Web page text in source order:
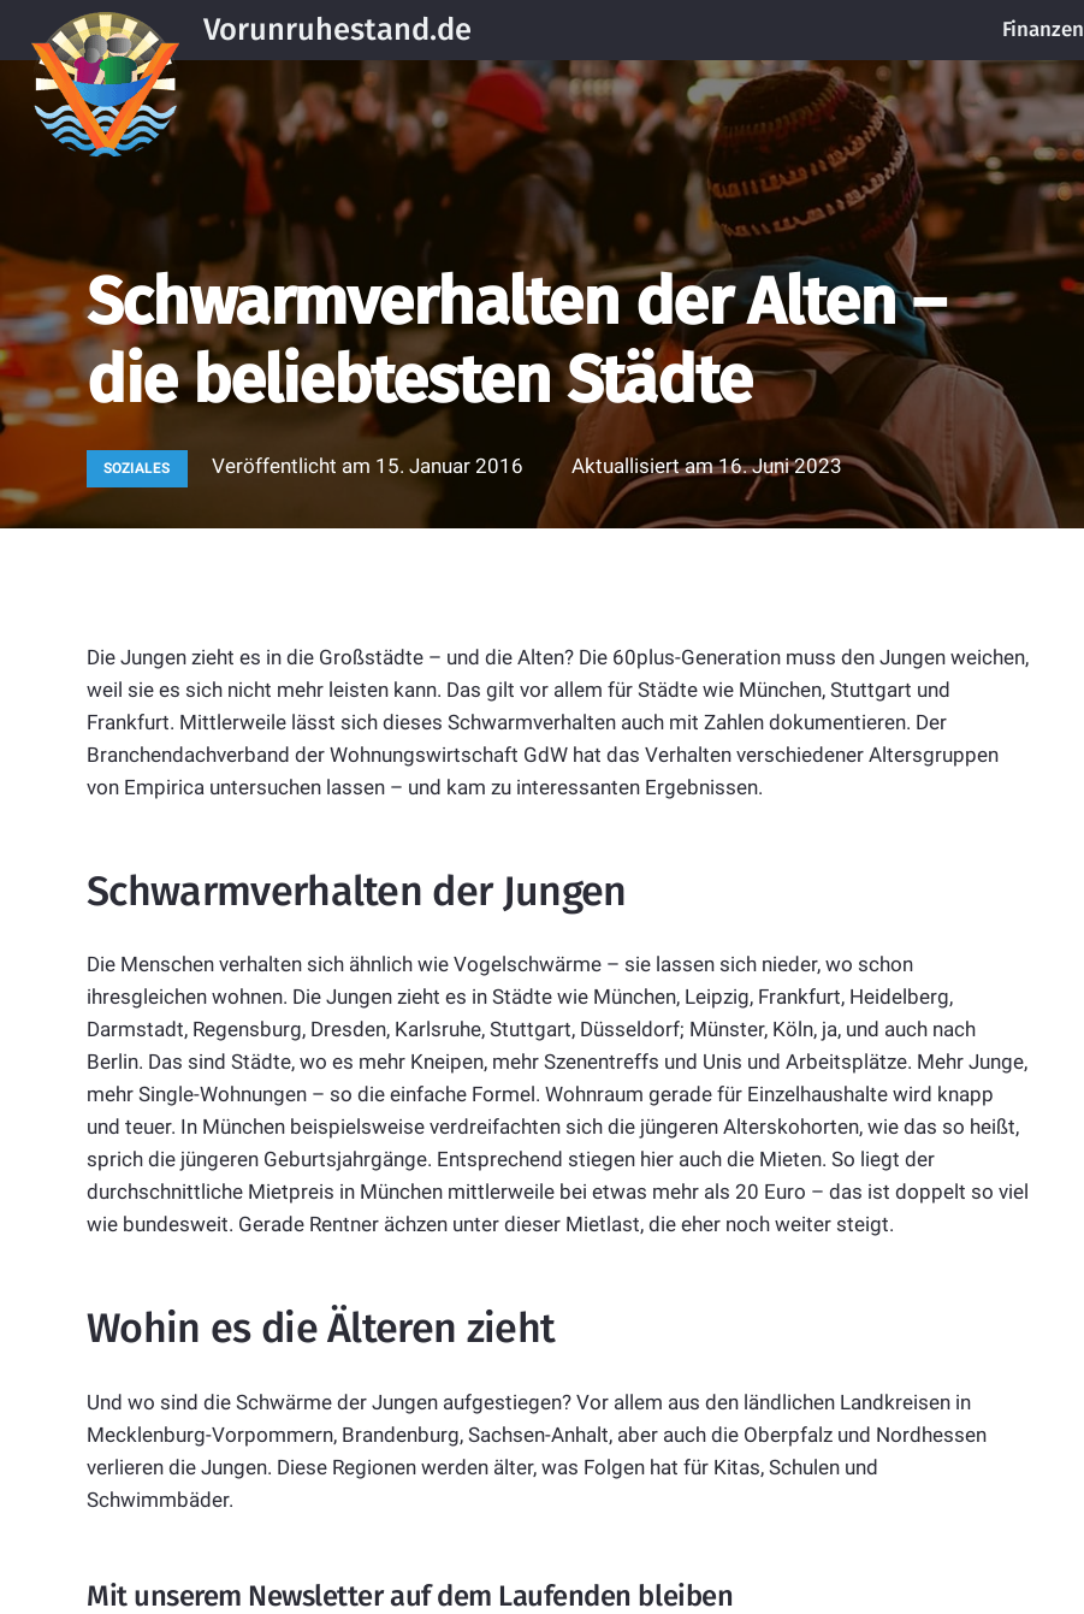
Vorunruhestand.de Finanzen
Schwarmverhalten der Alten –
die beliebtesten Städte
SOZIALES Veröffentlicht am 15. Januar 2016 Aktuallisiert am16. Juni 2023
Die Jungen zieht es in die Großstädte – und die Alten? Die 60plus-Generation muss den Jungen weichen,
weil sie es sich nicht mehr leisten kann. Das gilt vor allem für Städte wie München, Stuttgart und
Frankfurt. Mittlerweile lässt sich dieses Schwarmverhalten auch mit Zahlen dokumentieren. Der
Branchendachverband der Wohnungswirtschaft GdW hat das Verhalten verschiedener Altersgruppen
von Empirica untersuchen lassen – und kam zu interessanten Ergebnissen.
Schwarmverhalten der Jungen
Die Menschen verhalten sich ähnlich wie Vogelschwärme – sie lassen sich nieder, wo schon
ihresgleichen wohnen. Die Jungen zieht es in Städte wie München, Leipzig, Frankfurt, Heidelberg,
Darmstadt, Regensburg, Dresden, Karlsruhe, Stuttgart, Düsseldorf; Münster, Köln, ja, und auch nach
Berlin. Das sind Städte, wo es mehr Kneipen, mehr Szenentreffs und Unis und Arbeitsplätze. Mehr Junge,
mehr Single-Wohnungen – so die einfache Formel. Wohnraum gerade für Einzelhaushalte wird knapp
und teuer. In München beispielsweise verdreifachten sich die jüngeren Alterskohorten, wie das so heißt,
sprich die jüngeren Geburtsjahrgänge. Entsprechend stiegen hier auch die Mieten. So liegt der
durchschnittliche Mietpreis in München mittlerweile bei etwas mehr als 20 Euro – das ist doppelt so viel
wie bundesweit. Gerade Rentner ächzen unter dieser Mietlast, die eher noch weiter steigt.
Wohin es die Älteren zieht
Und wo sind die Schwärme der Jungen aufgestiegen? Vor allem aus den ländlichen Landkreisen in
Mecklenburg-Vorpommern, Brandenburg, Sachsen-Anhalt, aber auch die Oberpfalz und Nordhessen
verlieren die Jungen. Diese Regionen werden älter, was Folgen hat für Kitas, Schulen und
Schwimmbäder.
Mit unserem Newsletter auf dem Laufenden bleiben